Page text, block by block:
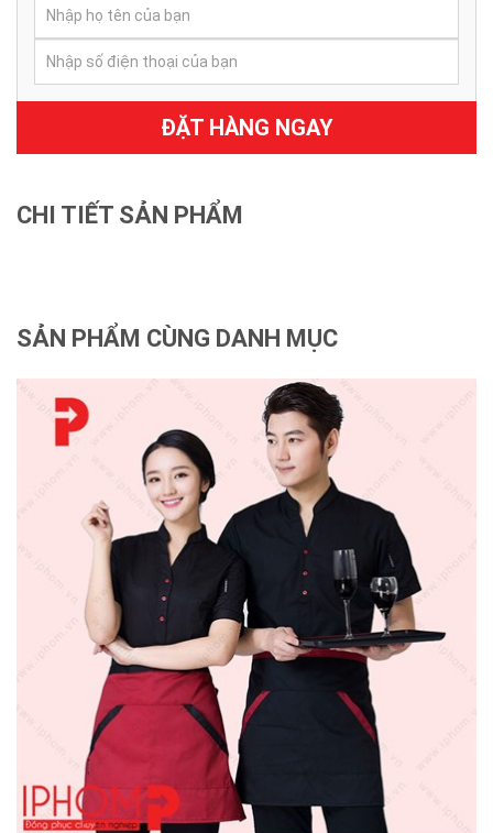
ĐẶT HÀNG NGAY
CHI TIẾT SẢN PHẨM
SẢN PHẨM CÙNG DANH MỤC